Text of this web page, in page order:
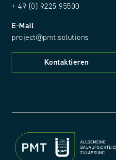
+ 49 (0) 9225 95500
E-Mail
project@pmt.solutions
Kontaktieren